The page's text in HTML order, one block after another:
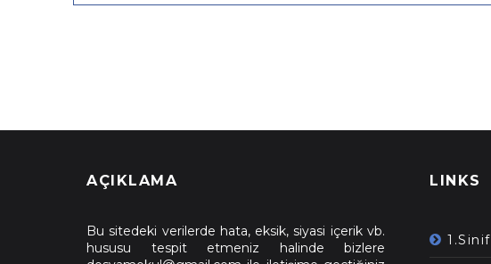
AÇIKLAMA
Bu sitedeki verilerde hata, eksik, siyasi içerik vb.
hususu tespit etmeniz halinde bizlere
LINKS
1.Sinif